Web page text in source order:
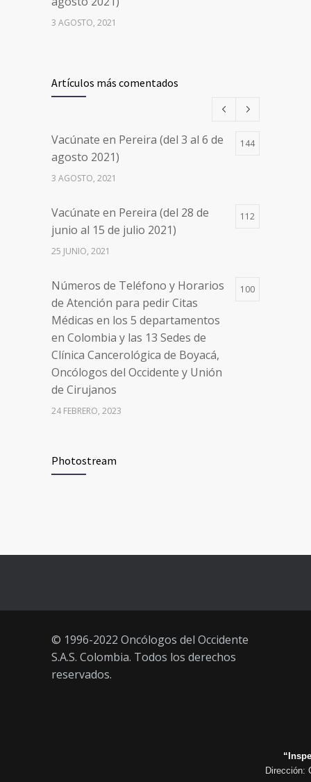
3 AGOSTO, 2021
de agosto 2021) mayores de 20
años
Números de Teléfono y Horarios
de Atención para pedir Citas
Médicas en los 5 departamentos
Clínica Cancerológica de Boyacá,
Oncólogos del Occidente y Unión
de Cirujanos
Artículos más comentados
Vacúnate en Pereira (del 3 al 6 de
agosto 2021)
144
3 AGOSTO, 2021
Vacúnate en Pereira (del 28 de
junio al 15 de julio 2021)
112
25 JUNIO, 2021
Números de Teléfono y Horarios
de Atención para pedir Citas
Médicas en los 5 departamentos
en Colombia y las 13 Sedes de
Clínica Cancerológica de Boyacá,
Oncólogos del Occidente y Unión
de Cirujanos
100
24 FEBRERO, 2023
junio 2021)
años
Photostream
© 1996-2022 Oncólogos del Occidente
S.A.S. Colombia. Todos los derechos
reservados.
Dirección: